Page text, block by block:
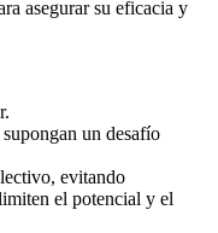
asegurar su eficacia y
un desafío
evitando
el potencial y el